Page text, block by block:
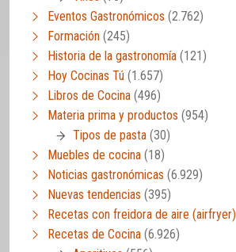
Eventos Gastronómicos (2.762)
Formación (245)
Historia de la gastronomía (121)
Hoy Cocinas Tú (1.657)
Libros de Cocina (496)
Materia prima y productos (954)
Tipos de pasta (30)
Muebles de cocina (18)
Noticias gastronómicas (6.929)
Nuevas tendencias (395)
Recetas con freidora de aire (airfryer)
Recetas de Cocina (6.926)